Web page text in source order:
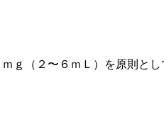
ｇ（２〜６ｍＬ）を原則と